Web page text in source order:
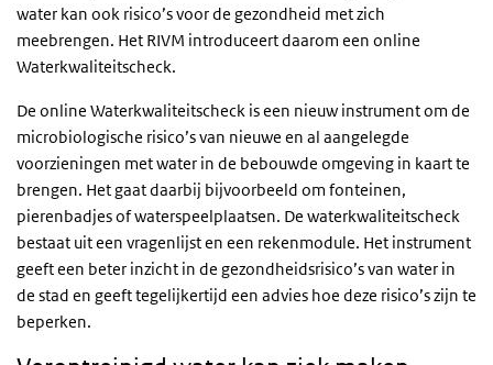
water kan ook risico’s voor de gezondheid met zich
meebrengen. Het RIVM introduceert daarom een online
Waterkwaliteitscheck.
De online Waterkwaliteitscheck is een nieuw instrument om de
microbiologische risico’s van nieuwe en al aangelegde
voorzieningen met water in de bebouwde omgeving in kaart te
brengen. Het gaat daarbij bijvoorbeeld om fonteinen,
pierenbadjes of waterspeelplaatsen. De waterkwaliteitscheck
bestaat uit een vragenlijst en een rekenmodule. Het instrument
geeft een beter inzicht in de gezondheidsrisico’s van water in
de stad en geeft tegelijkertijd een advies hoe deze risico’s zijn te
beperken.